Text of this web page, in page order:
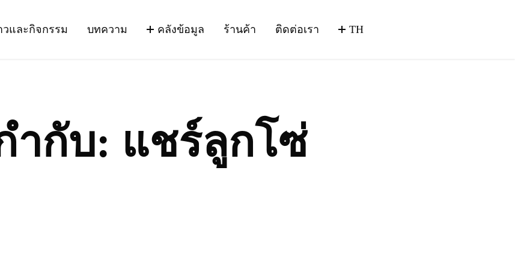
วและกิจกรรม บทความ คลังข้อมูล ร้านค้า ติดต่อเรา TH
ำกับ: แชร์ลูกโซ่